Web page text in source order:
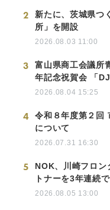
2
新たに、茨城県つ
所」を開設
2026.08.03 11:00
3
富山県商工会議所
年記念祝賀会 「
2026.08.04 15:25
4
令和８年度第２回
について
2026.07.31 16:30
5
NOK、川崎フロン
トナーを3年連続
2026.08.05 13:00